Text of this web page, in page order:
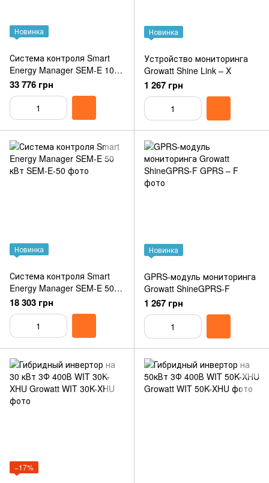
Новинка
Система контроля Smart
Energy Manager SEM-E 100
кВт
33 776 грн
Новинка
Устройство мониторинга
Growatt Shine Link – X
1 267 грн
Новинка
Система контроля Smart
Energy Manager SEM-E 50
кВт
18 303 грн
Новинка
GPRS-модуль мониторинга
Growatt ShineGPRS-F
1 267 грн
−17%